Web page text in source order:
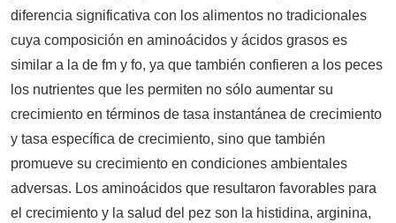
diferencia significativa con los alimentos no tradicionales
cuya composición en aminoácidos y ácidos grasos es
similar a la de fm y fo, ya que también confieren a los peces
los nutrientes que les permiten no sólo aumentar su
crecimiento en términos de tasa instantánea de crecimiento
y tasa específica de crecimiento, sino que también
promueve su crecimiento en condiciones ambientales
adversas. Los aminoácidos que resultaron favorables para
el crecimiento y la salud del pez son la histidina, arginina,